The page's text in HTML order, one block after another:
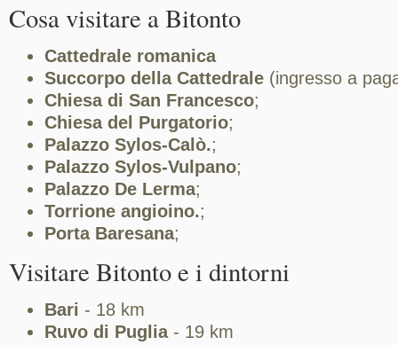
Cosa visitare a Bitonto
Cattedrale romanica
Succorpo della Cattedrale (ingresso a
Chiesa di San Francesco;
Chiesa del Purgatorio;
Palazzo Sylos-Calò.;
Palazzo Sylos-Vulpano;
Palazzo De Lerma;
Torrione angioino.;
Porta Baresana;
Visitare Bitonto e i dintorni
Bari - 18 km
Ruvo di Puglia- 19 km